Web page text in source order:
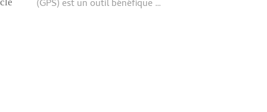
(GPS) est un outil bénéfique …